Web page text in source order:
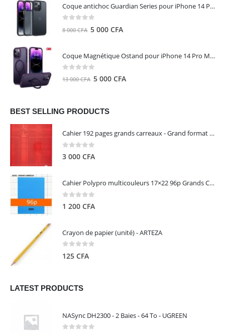
500 CFA.
Coque antichoc Guardian Series pour iPhone 14 Pro Max - TORRAS
8 000CFA Le
était :
000 CFA.
5 000 CFA
000 CFA.
Coque Magnétique Ostand pour iPhone 14 Pro Max - Violet Foncé - TORRAS
13 000CFA Le
était :
000 CFA.
5 000 CFA
000 CFA.
BEST SELLING PRODUCTS
Cahier 192 pages grands carreaux - Grand format - Brochure dos toilé - 24x32 cm - Papier blanc 90 g - Couverture carte pelliculée couleur aléatoire - Clairefontaine
3 000 CFA
Cahier Polypro multicouleurs 17×22 96p Grands Carreaux Séyès 90g - CALLIGRAPHE
1 200 CFA
Crayon de papier (unité) - ARTEZA
125 CFA
LATEST PRODUCTS
NASync DH2300 - 2 Baies - 64 To - UGREEN